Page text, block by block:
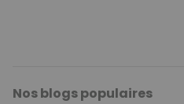
Nos blogs populaires